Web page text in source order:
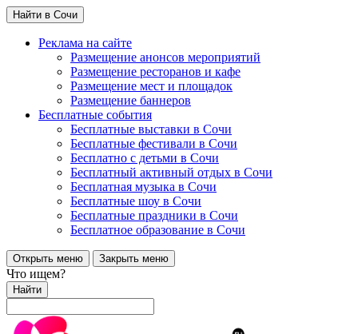
Найти в Сочи
Реклама на сайте
Размещение анонсов мероприятий
Размещение ресторанов и кафе
Размещение мест и площадок
Размещение баннеров
Бесплатные события
Бесплатные выставки в Сочи
Бесплатные фестивали в Сочи
Бесплатно с детьми в Сочи
Бесплатный активный отдых в Сочи
Бесплатная музыка в Сочи
Бесплатные шоу в Сочи
Бесплатные праздники в Сочи
Бесплатное образование в Сочи
Открыть меню Закрыть меню
Что ищем?
Найти